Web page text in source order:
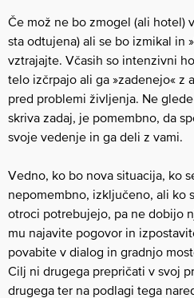
Če mož ne bo zmogel (ali hotel)
sta odtujena) ali se bo izmikal in
vztrajajte. Včasih so intenzivni
telo izčrpajo ali ga »zadenejo« z
pred problemi življenja. Ne
skriva zadaj, je pomembno, da
svoje vedenje in ga deli z vami.
Vedno, ko bo nova situacija, ko
nepomembno, izključeno, ali ko
otroci potrebujejo, pa ne dobijo
mu najavite pogovor in
povabite v dialog in gradnjo
Cilj ni drugega prepričati v svoj
drugega ter na podlagi tega